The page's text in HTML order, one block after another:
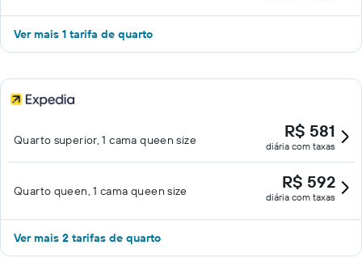
Ver mais 1 tarifa de quarto
Quarto superior, 1 cama queen size R$ 581
diária com taxas
Quarto queen, 1 cama queen size R$ 592
diária com taxas
Ver mais 2 tarifas de quarto